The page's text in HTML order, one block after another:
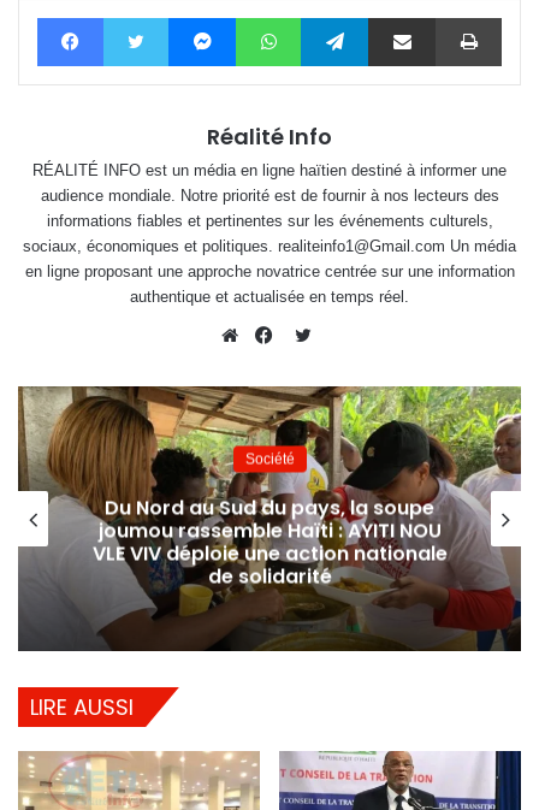
FacebookTwitter MessengerWhatsAppTelegram Partager par email
Réalité Info
RÉALITÉ INFO est un média en ligne haïtien destiné à informer une
audience mondiale. Notre priorité est de fournir à nos lecteurs des
informations fiables et pertinentes sur les événements culturels,
sociaux, économiques et politiques. realiteinfo1@Gmail.com Un média
en ligne proposant une approche novatrice centrée sur une information
authentique et actualisée en temps réel.
Société
Du Nord au Sud du pays, la soupe
joumou rassemble Haïti : AYITI NOU
VLE VIV déploie une action nationale
de solidarité
LIRE AUSSI